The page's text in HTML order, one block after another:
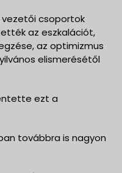
csoportok
az eszkalációt,
az optimizmus
elismerésétől
ezt a
továbbra is nagyon